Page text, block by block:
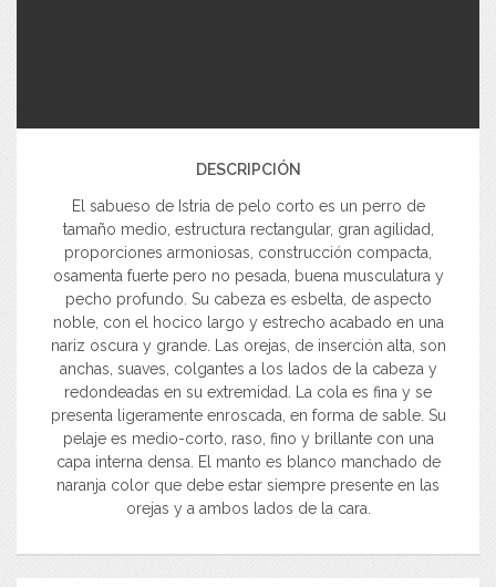
DESCRIPCIÓN
El sabueso de Istria de pelo corto es un perro de
tamaño medio, estructura rectangular, gran agilidad,
proporciones armoniosas, construcción compacta,
osamenta fuerte pero no pesada, buena musculatura y
pecho profundo. Su cabeza es esbelta, de aspecto
noble, con el hocico largo y estrecho acabado en una
nariz oscura y grande. Las orejas, de inserción alta, son
anchas, suaves, colgantes a los lados de la cabeza y
redondeadas en su extremidad. La cola es fina y se
presenta ligeramente enroscada, en forma de sable. Su
pelaje es medio-corto, raso, fino y brillante con una
capa interna densa. El manto es blanco manchado de
naranja color que debe estar siempre presente en las
orejas y a ambos lados de la cara.